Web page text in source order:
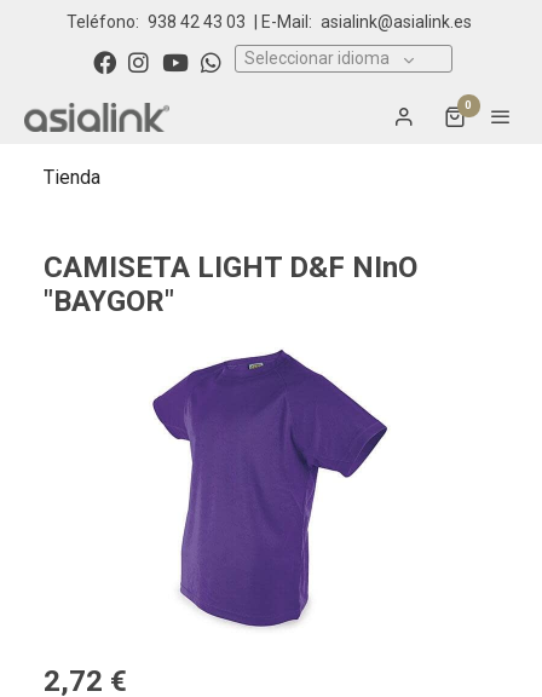
Teléfono: 938 42 43 03 | E-Mail: asialink@asialink.es
Seleccionar idioma
0
Tienda
CAMISETA LIGHT D&F NInO
"BAYGOR"
2,72 €